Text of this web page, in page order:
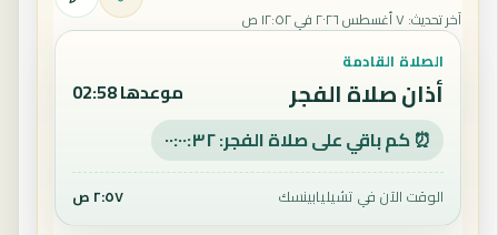
آخر تحديث:٧ أغسطس ٢٠٢٦ في ١٢:٥٢ ص
الصلاة القادمة
أذان صلاة الفجر موعدها 02:58
⏰ كم باقي على صلاة الفجر: ٠٠:٠٠:٣١
الوقت الآن في تشيليابينسك ٢:٥٧ ص